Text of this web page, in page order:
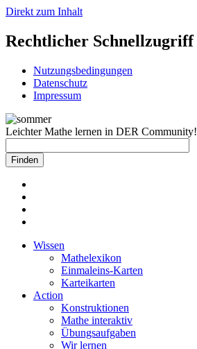
Direkt zum Inhalt
Rechtlicher Schnellzugriff
Nutzungsbedingungen
Datenschutz
Impressum
Leichter Mathe lernen in DER Community!
Wissen
Mathelexikon
Einmaleins-Karten
Karteikarten
Action
Konstruktionen
Mathe interaktiv
Übungsaufgaben
Wir lernen